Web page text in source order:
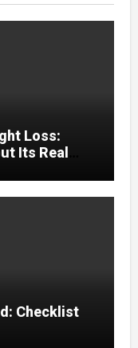
Loss:
Its Real
Checklist